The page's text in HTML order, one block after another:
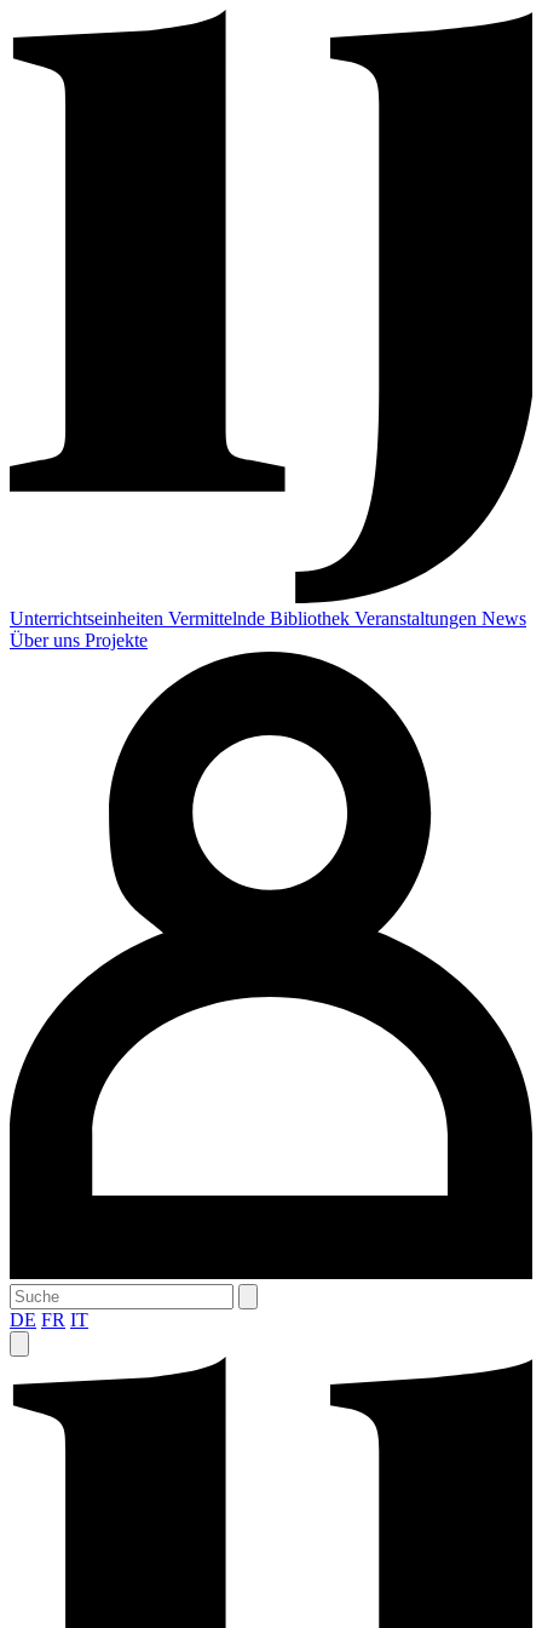
Unterrichtseinheiten Vermittelnde Bibliothek Veranstaltungen News
Über uns Projekte
DE FR IT